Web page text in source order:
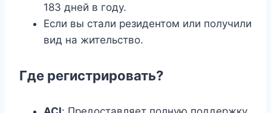
183 дней в году.
Если вы стали резидентом или получили
вид на жительство.
Где регистрировать?